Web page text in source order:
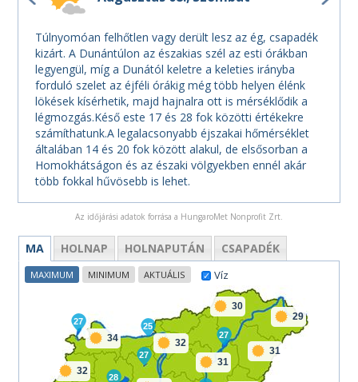
Túlnyomóan felhőtlen vagy derült lesz az ég, csapadék
kizárt. A Dunántúlon az északias szél az esti órákban
legyengül, míg a Dunától keletre a keleties irányba
forduló szelet az éjféli órákig még több helyen élénk
lökések kísérhetik, majd hajnalra ott is mérséklődik a
légmozgás.Késő este 17 és 28 fok közötti értékekre
számíthatunk.A legalacsonyabb éjszakai hőmérséklet
általában 14 és 20 fok között alakul, de elsősorban a
Homokhátságon és az északi völgyekben ennél akár
több fokkal hűvösebb is lehet.
Az időjárási adatok forrása a HungaroMet Nonprofit Zrt.
MA HOLNAP HOLNAPUTÁN CSAPADÉK
34
32
31
32
30
31
29
27
28
27
25
27
Víz
MAXIMUM MINIMUM AKTUÁLIS